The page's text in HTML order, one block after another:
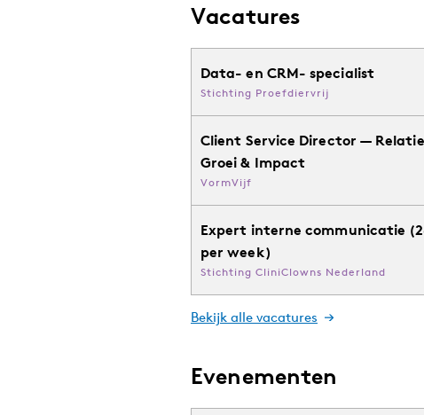
Vacatures
Data- en CRM- specialist
Stichting Proefdiervrij
Client Service Director —
Groei & Impact
VormVijf
Expert interne communicatie
per week)
Stichting CliniClowns Nederland
Bekijk alle vacatures
Evenementen